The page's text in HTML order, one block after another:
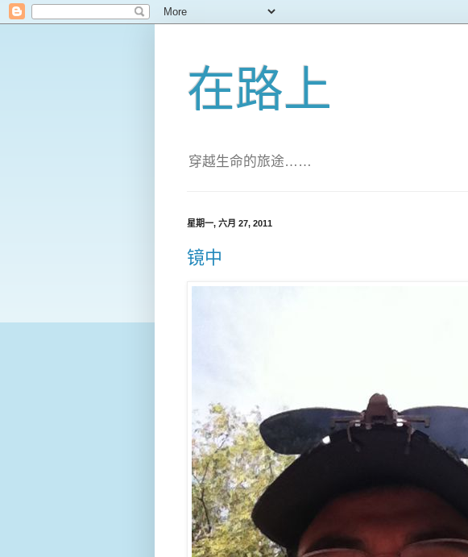
在路上
穿越生命的旅途……
星期一, 六月 27, 2011
镜中